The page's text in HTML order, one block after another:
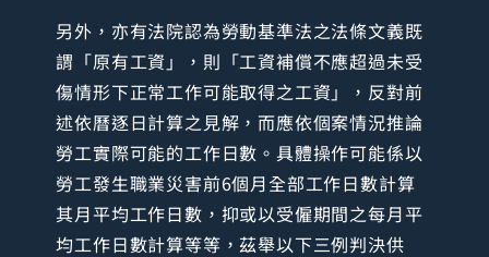
另外，亦有法院認為勞動基準法之法條文義既
謂「原有工資」，則「工資補償不應超過未受
傷情形下正常工作可能取得之工資」，反對前
述依曆逐日計算之見解，而應依個案情況推論
勞工實際可能的工作日數。具體操作可能係以
勞工發生職業災害前6個月全部工作日數計算
其月平均工作日數，抑或以受僱期間之每月平
均工作日數計算等等，茲舉以下三例判決供